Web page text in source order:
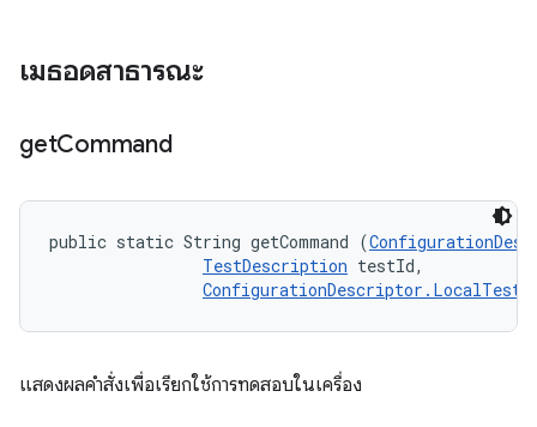
เมธอดสาธารณะ
getCommand
public static String getCommand (
TestDescription testId,
แสดงผลคําสั่งเพื่อเรียกใช้การทดสอบในเครื่อง